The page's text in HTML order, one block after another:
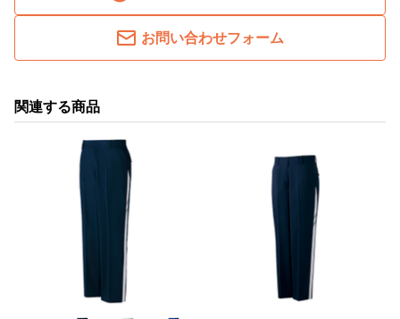
お問い合わせフォーム
関連する商品